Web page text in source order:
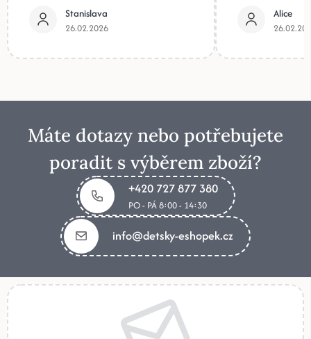
Stanislava
26.02.2026
Alice
Máte dotazy nebo potřebujete
poradit s výběrem zboží?
+420 727 877 380
PO - PÁ 8:00 - 14:30
info@detsky-eshopek.cz